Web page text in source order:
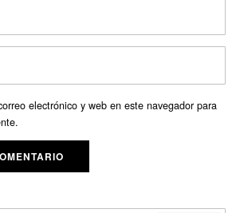
electrónico y web en este navegador para